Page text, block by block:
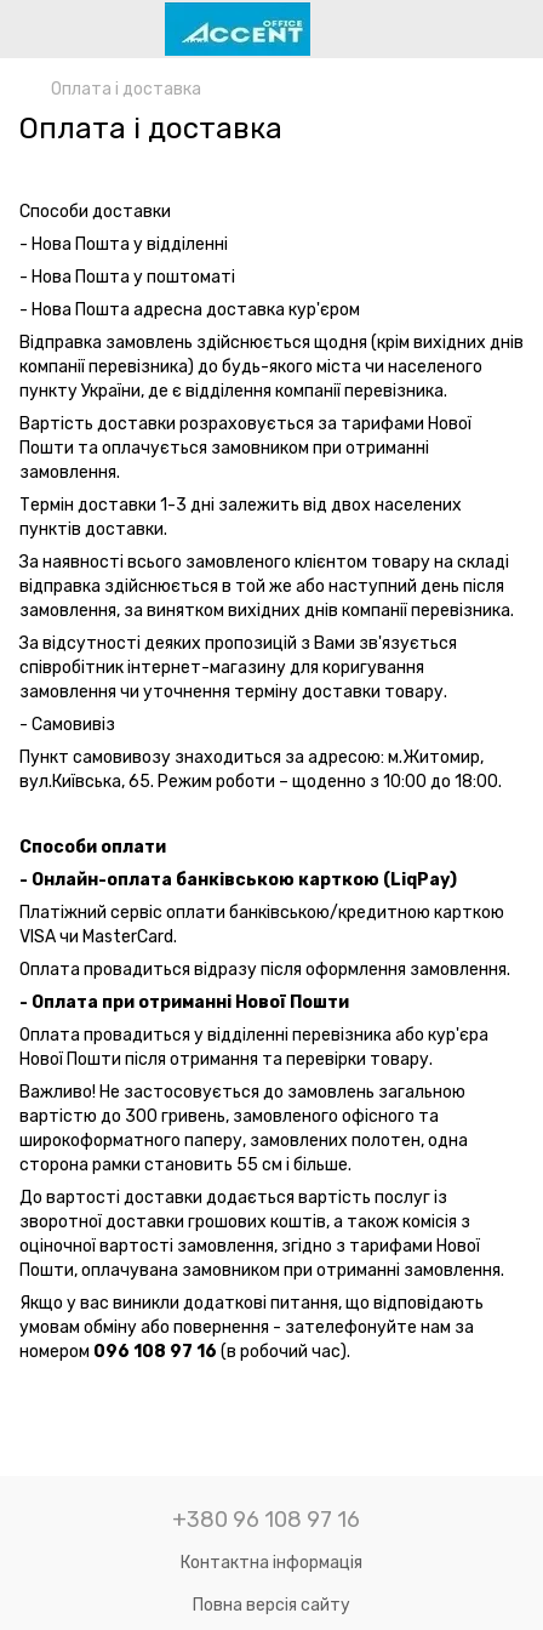
Оплата і доставка
Оплата і доставка
Способи доставки
- Нова Пошта у відділенні
- Нова Пошта у поштоматі
- Нова Пошта адресна доставка кур'єром
Відправка замовлень здійснюється щодня (крім вихідних днів
компанії перевізника) до будь-якого міста чи населеного
пункту України, де є відділення компанії перевізника.
Вартість доставки розраховується за тарифами Нової
Пошти та оплачується замовником при отриманні
замовлення.
Термін доставки 1-3 дні залежить від двох населених
пунктів доставки.
За наявності всього замовленого клієнтом товару на складі
відправка здійснюється в той же або наступний день після
замовлення, за винятком вихідних днів компанії перевізника.
За відсутності деяких пропозицій з Вами зв'язується
співробітник інтернет-магазину для коригування
замовлення чи уточнення терміну доставки товару.
- Самовивіз
Пункт самовивозу знаходиться за адресою: м.Житомир,
вул.Київська, 65. Режим роботи – щоденно з 10:00 до 18:00.
Способи оплати
- Онлайн-оплата банківською карткою (LiqPay)
Платіжний сервіс оплати банківською/кредитною карткою
VISA чи MasterCard.
Оплата провадиться відразу після оформлення замовлення.
- Оплата при отриманні Нової Пошти
Оплата провадиться у відділенні перевізника або кур'єра
Нової Пошти після отримання та перевірки товару.
Важливо! Не застосовується до замовлень загальною
вартістю до 300 гривень, замовленого офісного та
широкоформатного паперу, замовлених полотен, одна
сторона рамки становить 55 см і більше.
До вартості доставки додається вартість послуг із
зворотної доставки грошових коштів, а також комісія з
оціночної вартості замовлення, згідно з тарифами Нової
Пошти, оплачувана замовником при отриманні замовлення.
Якщо у вас виникли додаткові питання, що відповідають
умовам обміну або повернення - зателефонуйте нам за
номером 096 108 97 16 (в робочий час).
+380 96 108 97 16
Контактна інформація
Повна версія сайту